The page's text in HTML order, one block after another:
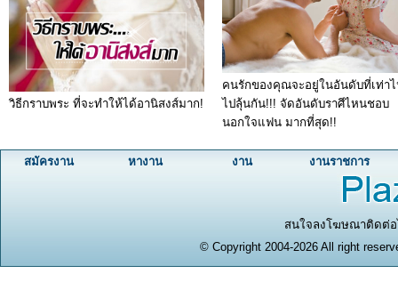
วิธีกราบพระ ที่จะทำให้ได้อานิสงส์มาก!
คนรักของคุณจะอยู่ในอันดับที่เท่า
ไปลุ้นกัน!!! จัดอันดับราศีไหนชอบ
นอกใจแฟน มากที่สุด!!
สมัครงาน หางาน งาน งานราชการ
สนใจลงโฆษณาติดต่อ
© Copyright 2004-2026 All right